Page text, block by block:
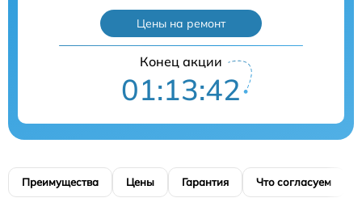
Цены на ремонт
Конец акции
01:13:41
Преимущества Цены Гарантия Что согласуем